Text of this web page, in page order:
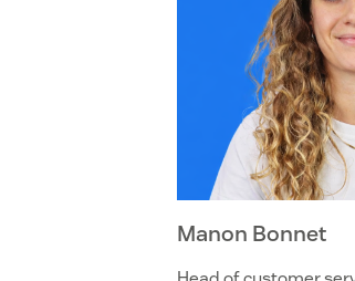
Manon Bonnet